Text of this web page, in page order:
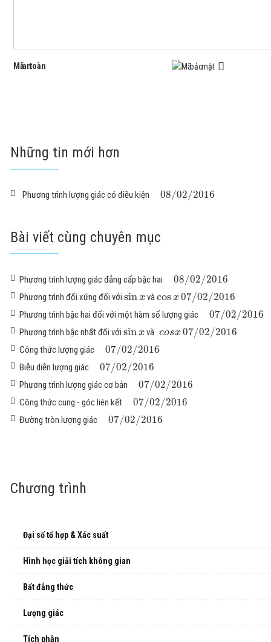
Mã an toàn
Những tin mới hơn
Phương trình lượng giác có điều kiện 08/02/2016
Bài viết cùng chuyên mục
Phương trình lượng giác đẳng cấp bậc hai 08/02/2016
Phương trình đối xứng đối với sinxvàcosx07/02/2016
Phương trình bậc hai đối với một hàm số lượng giác 07/02/2016
Phương trình bậc nhất đối với sinxvà cosx07/02/2016
Công thức lượng giác 07/02/2016
Biễu diễn lượng giác 07/02/2016
Phương trình lượng giác cơ bản 07/02/2016
Công thức cung - góc liên kết 07/02/2016
Đường tròn lượng giác 07/02/2016
Chương trình
Đại số tổ hợp & Xác suất
Hình học giải tích không gian
Bất đẳng thức
Lượng giác
Tích phân